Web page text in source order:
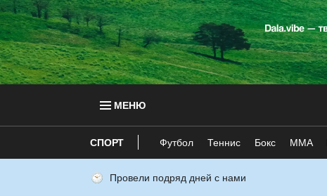
МЕНЮ
СПОРТ Футбол Теннис Бокс ММА
Провели подряд дней с нами